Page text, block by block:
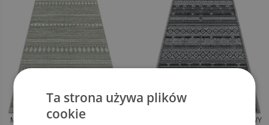
MODNY WINYLOWY DYWAN STYL
WEWNĘTRZNY DYWAN WINYLOWY
Ta strona używa plików
cookie